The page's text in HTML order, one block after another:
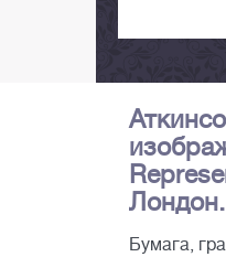
Бумага,